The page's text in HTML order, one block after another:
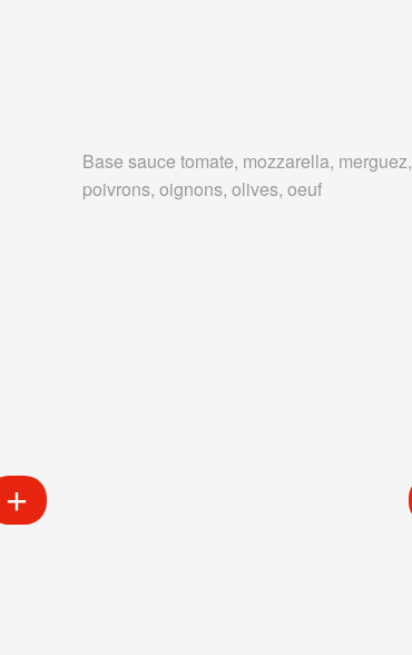
Base sauce tomate, mozzarella, merguez,
poivrons, oignons, olives, oeuf